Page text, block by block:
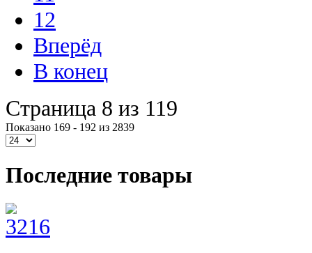
12
Вперёд
В конец
Страница 8 из 119
Показано 169 - 192 из 2839
Последние товары